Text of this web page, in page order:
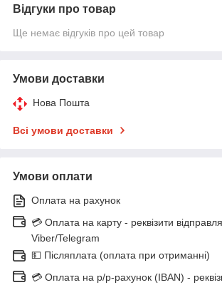
Відгуки про товар
Ще немає відгуків про цей товар
Умови доставки
Нова Пошта
Всі умови доставки
Умови оплати
Оплата на рахунок
💳 Оплата на карту - реквізити
Viber/Telegram
💵 Післяплата (оплата при отриманні)
💳 Оплата на р/р-рахунок (IBAN) -